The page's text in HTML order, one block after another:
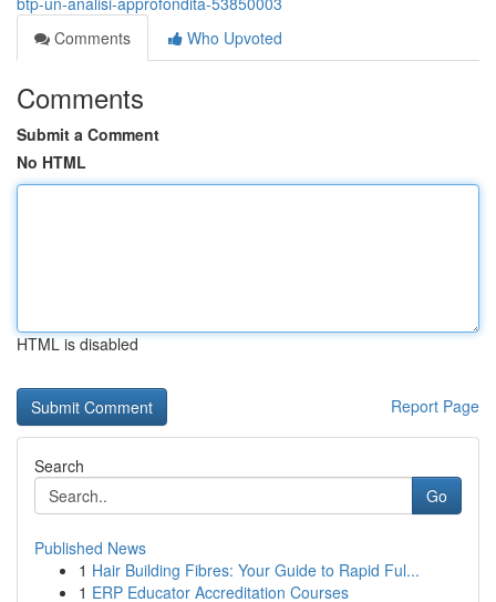
Comments
Who Upvoted
Comments
Submit a Comment
No HTML
HTML is disabled
Report Page
Search
Go
Published News
1 Hair Building Fibres: Your Guide to Rapid Ful...
1 ERP Educator Accreditation Courses